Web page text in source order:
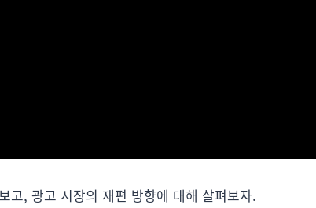
고, 광고 시장의 재편 방향에 대해 살펴보자.